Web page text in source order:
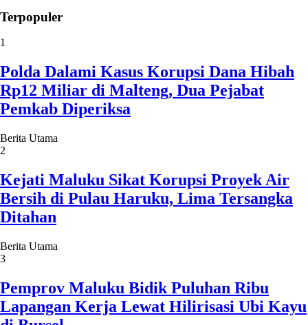
Terpopuler
1
Polda Dalami Kasus Korupsi Dana Hibah
Rp12 Miliar di Malteng, Dua Pejabat
Pemkab Diperiksa
Berita Utama
2
Kejati Maluku Sikat Korupsi Proyek Air
Bersih di Pulau Haruku, Lima Tersangka
Ditahan
Berita Utama
3
Pemprov Maluku Bidik Puluhan Ribu
Lapangan Kerja Lewat Hilirisasi Ubi Kayu